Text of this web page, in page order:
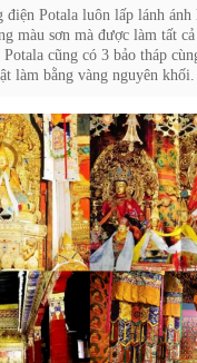
điện Potala luôn lấp lánh
màu sơn mà được làm tất
cũng có 3 bảo tháp
làm bằng vàng nguyên khối.